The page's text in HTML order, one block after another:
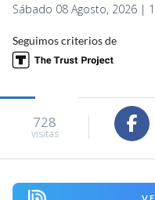
Sábado 08 Agosto, 2026 |
Seguimos criterios de
728
visitas